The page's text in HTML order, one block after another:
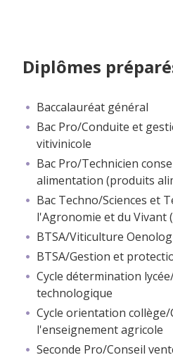
Diplômes
Baccalauréat général
Bac Pro/Conduite et
vitivinicole
Bac Pro/Technicien
alimentation (produits
Bac Techno/Sciences et
l'Agronomie et du Vivant
BTSA/Viticulture
BTSA/Gestion et
Cycle détermination
technologique
Cycle orientation collège/
l'enseignement agricole
Seconde Pro/Conseil